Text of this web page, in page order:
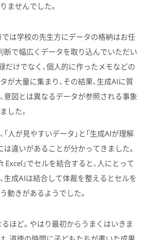
ませんでした。
は学校の先生方にデータの格納はお任
断で幅広くデータを取り込んでいただい
だけでなく、個人的に作ったメモなどの
が大量に集まり、その結果、生成AIに質
意図とは異なるデータが参照される事象
した。
「人が見やすいデータ」と「生成AIが理解
は違いがあることが分かってきました。
Excel」でセルを結合すると、人にとって
生成AIは結合して体裁を整えるとセルを
動きがあるようでした。
ほど。やはり最初からうまくはいきま